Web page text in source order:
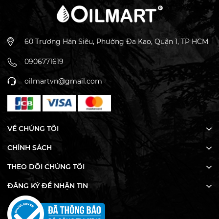
tập trung
- Sản phẩm là sự kết hợp của tinh dầu hương thơm và
- An toàn cho sức khỏe bởi viện kiểm nghiệm Quatest
60 Trương Hán Siêu, Phường Đa Kao, Quận 1, TP HCM
0906771619
oilmartvn@gmail.com
VỀ CHÚNG TÔI
CHÍNH SÁCH
THEO DÕI CHÚNG TÔI
ĐĂNG KÝ ĐỂ NHẬN TIN